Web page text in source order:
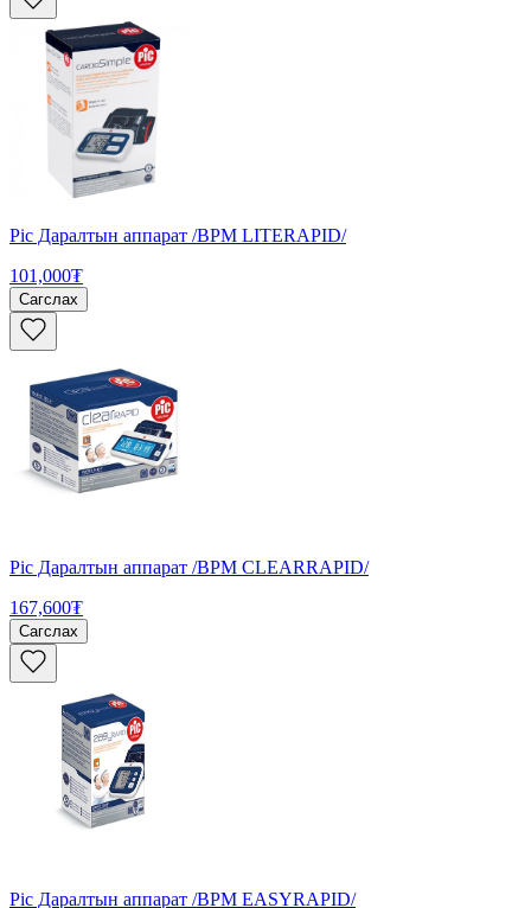
Pic Даралтын аппарат /BPM LITERAPID/
101,000₮
Сагслах
Pic Даралтын аппарат /BPM CLEARRAPID/
167,600₮
Сагслах
Pic Даралтын аппарат /BPM EASYRAPID/